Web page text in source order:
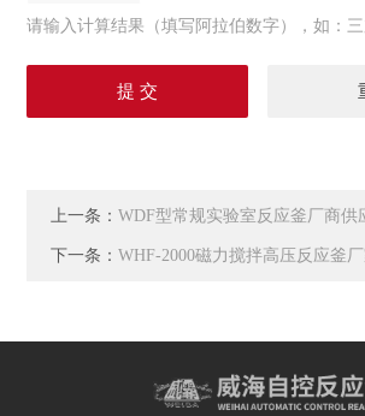
请输入计算结果（填写阿拉伯数字），如：
上一条：WDF型常规实验室反应釜厂商供
下一条：WHF-2000磁力搅拌高压反应釜